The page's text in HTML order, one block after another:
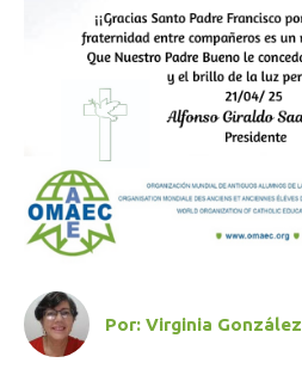
Por: Virginia González